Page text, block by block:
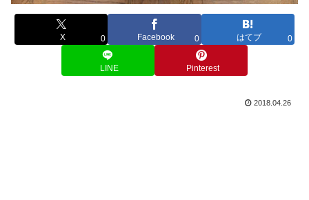
X 0 Facebook 0 はてブ 0
LINE Pinterest
2018.04.26